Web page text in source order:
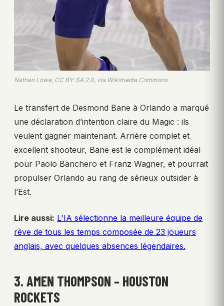
Nathan Lowe, CC BY-SA 2.0, via Wikimedia Commons
Le transfert de Desmond Bane à Orlando a marqué
une déclaration d’intention claire du Magic : ils
veulent gagner maintenant. Arrière complet et
excellent shooteur, Bane est le complément idéal
pour Paolo Banchero et Franz Wagner, et pourrait
propulser Orlando au rang de sérieux outsider à
l’Est.
Lire aussi: L'IA sélectionne la meilleure équipe de
rêve de tous les temps composée de 23 joueurs
anglais, avec quelques absences légendaires.
3. AMEN THOMPSON – HOUSTON
ROCKETS